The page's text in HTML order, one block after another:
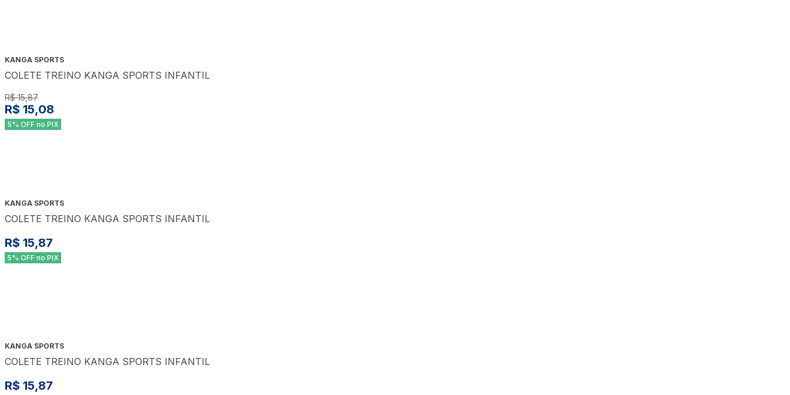
KANGA SPORTS
COLETE TREINO KANGA SPORTS INFANTIL
R$ 15,87
R$ 15,08
5% OFF no PIX
KANGA SPORTS
COLETE TREINO KANGA SPORTS INFANTIL
R$ 15,87
5% OFF no PIX
KANGA SPORTS
COLETE TREINO KANGA SPORTS INFANTIL
R$ 15,87